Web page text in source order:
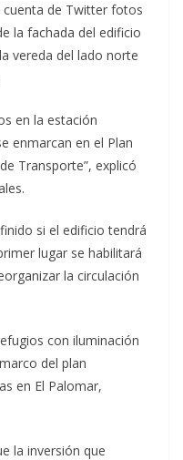
cuenta de Twitter fotos
la fachada del edificio
vereda del lado norte
en la estación
enmarcan en el Plan
Transporte”, explicó
si el edificio tendrá
lugar se habilitará
la circulación
con iluminación
del plan
en El Palomar,
la inversión que